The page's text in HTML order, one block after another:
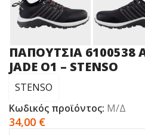
ΠΑΠΟΥΤΣΙΑ
JADE O1 – STENSO
STENSO
Κωδικός προϊόντος: Μ/Δ
34,00 €